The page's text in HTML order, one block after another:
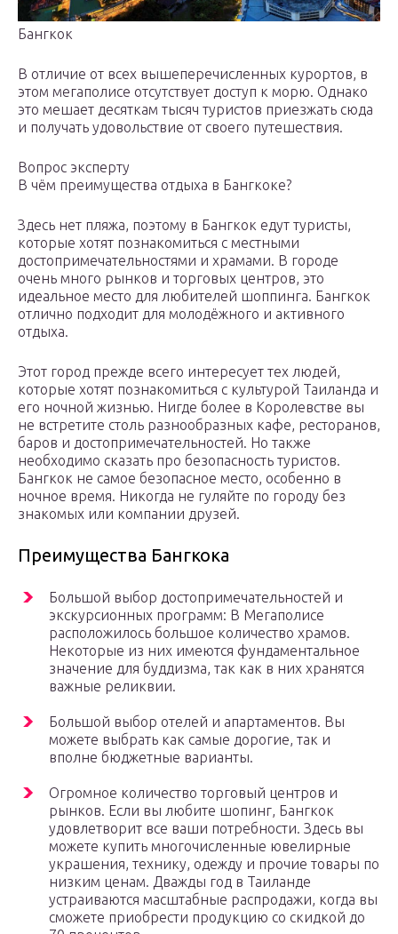
Бангкок
В отличие от всех вышеперечисленных курортов, в
этом мегаполисе отсутствует доступ к морю. Однако
это мешает десяткам тысяч туристов приезжать сюда
и получать удовольствие от своего путешествия.
Вопрос эксперту
В чём преимущества отдыха в Бангкоке?
Здесь нет пляжа, поэтому в Бангкок едут туристы,
которые хотят познакомиться с местными
достопримечательностями и храмами. В городе
очень много рынков и торговых центров, это
идеальное место для любителей шоппинга. Бангкок
отлично подходит для молодёжного и активного
отдыха.
Этот город прежде всего интересует тех людей,
которые хотят познакомиться с культурой Таиланда и
его ночной жизнью. Нигде более в Королевстве вы
не встретите столь разнообразных кафе, ресторанов,
баров и достопримечательностей. Но также
необходимо сказать про безопасность туристов.
Бангкок не самое безопасное место, особенно в
ночное время. Никогда не гуляйте по городу без
знакомых или компании друзей.
Преимущества Бангкока
Большой выбор достопримечательностей и
экскурсионных программ: В Мегаполисе
расположилось большое количество храмов.
Некоторые из них имеются фундаментальное
значение для буддизма, так как в них хранятся
важные реликвии.
Большой выбор отелей и апартаментов. Вы
можете выбрать как самые дорогие, так и
вполне бюджетные варианты.
Огромное количество торговый центров и
рынков. Если вы любите шопинг, Бангкок
удовлетворит все ваши потребности. Здесь вы
можете купить многочисленные ювелирные
украшения, технику, одежду и прочие товары по
низким ценам. Дважды год в Таиланде
устраиваются масштабные распродажи, когда вы
сможете приобрести продукцию со скидкой до